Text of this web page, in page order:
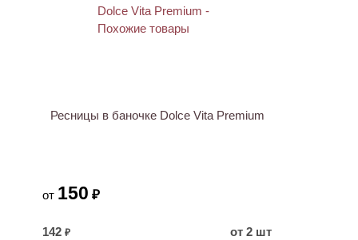
Ресницы в баночке Dolce Vita Premium
от 150 ₽
142 ₽
от 2 шт